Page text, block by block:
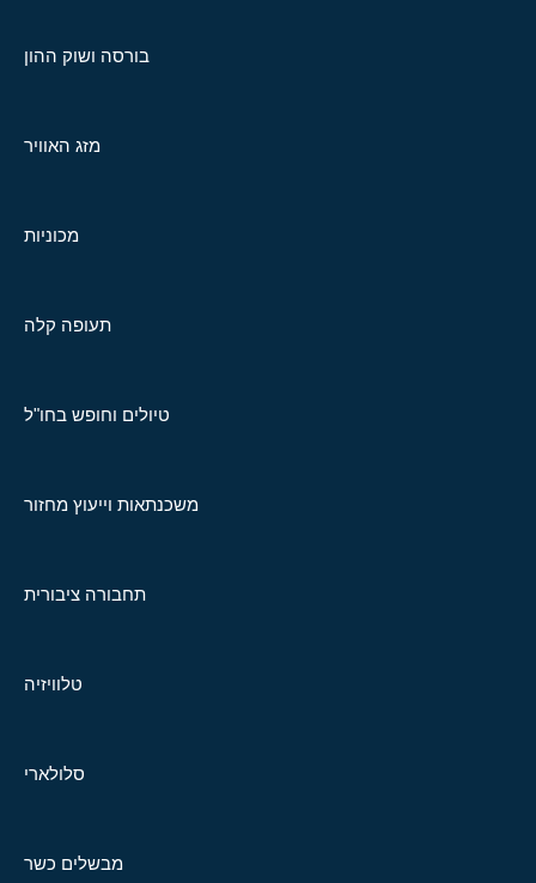
בורסה ושוק ההון
מזג האוויר
מכוניות
תעופה קלה
טיולים וחופש בחו"ל
משכנתאות וייעוץ מחזור
תחבורה ציבורית
טלוויזיה
סלולארי
מבשלים כשר